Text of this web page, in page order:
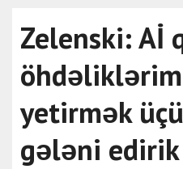
Zelenski: Aİ
yetirmək
gələni edirik